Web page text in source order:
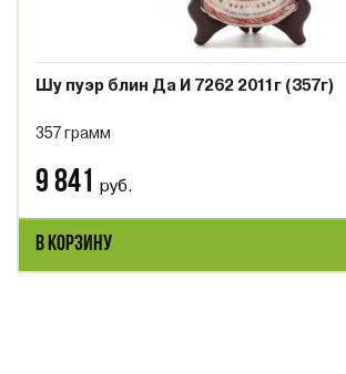
Шу пуэр блин Да И 7262 2011г (357г)
357 грамм
9 841 руб.
В КОРЗИНУ